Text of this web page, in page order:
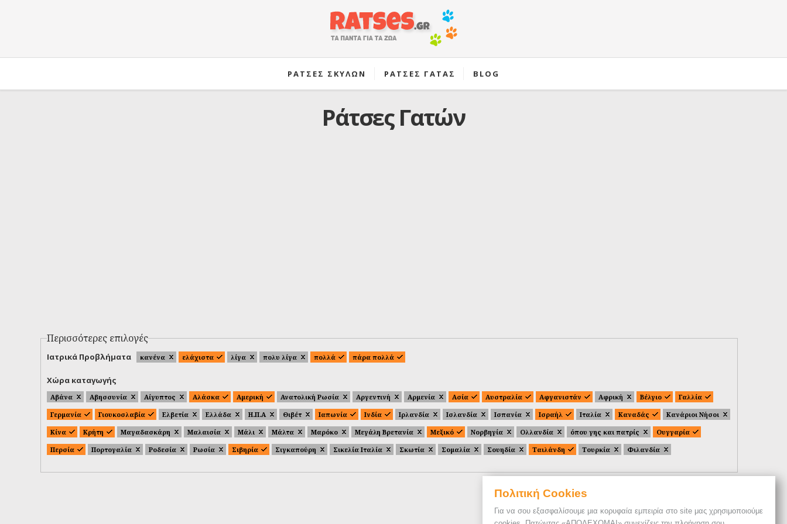
Πολιτική Cookies
Για να σου εξασφαλίσουμε μια κορυφαία εμπειρία στο site μας χρησιμοποιούμε
ΡΑΤΣΕΣ ΣΚΥΛΩΝ ΡΑΤΣΕΣ ΓΑΤΑΣ BLOG
Ράτσες Γατών
Περισσότερες επιλογές
Ιατρικά Προβλήματα κανένα ελάχιστα λίγα πολυ λίγα πολλά πάρα πολλά
Χώρα καταγωγής
Αβάνα Αβησσυνία Αίγυπτος Αλάσκα Αμερική Ανατολική Ρωσία Αργεντινή Αρμενία Ασία Αυστραλία Αφγανιστάν Αφρική Βέλγιο
Γαλλία
Γερμανία
Γιουκοσλαβία Ελβετία Ελλάδα Η.Π.Α Θιβέτ Ιαπωνία Ινδία Ιρλανδία Ισλανδία Ισπανία Ισραήλ Ιταλία Καναδάς
Κανάριοι Νήσοι
Κίνα
Κρήτη Μαγαδασκάρη Μαλαισία Μάλι Μάλτα Μαρόκο Μεγάλη Βρετανία Μεξικό Νορβηγία Ολλανδία όπου γης και πατρίς
Ουγγαρία
Περσία
Πορτογαλία Ροδεσία Ρωσία Σιβηρία Σιγκαπούρη Σικελία Ιταλία Σκωτία Σομαλία Σουηδία Ταιλάνδη Τουρκία Φιλανδία